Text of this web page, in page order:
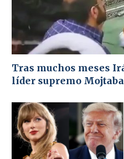
Tras muchos meses
líder supremo